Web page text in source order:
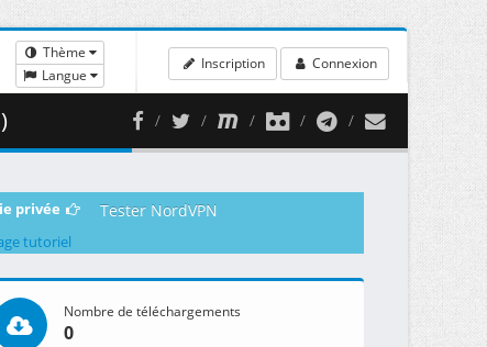
Thème
Langue
Inscription Connexion
privée Tester NordVPN
tutoriel
Nombre de téléchargements
0